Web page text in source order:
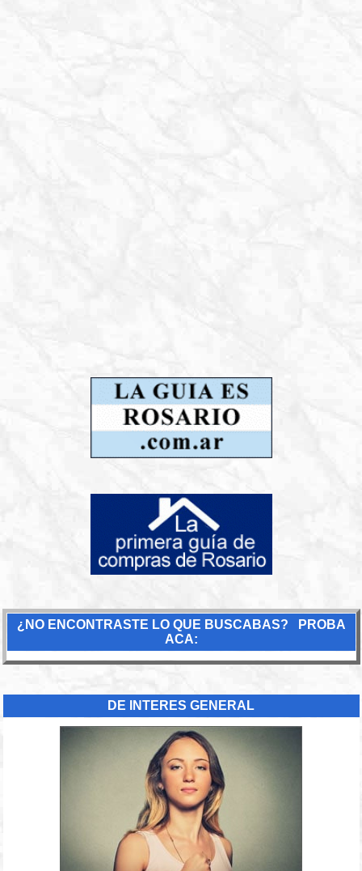
¿NO ENCONTRASTE LO QUE BUSCABAS? PROBA
ACA:
DE INTERES GENERAL